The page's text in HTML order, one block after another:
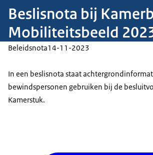
Beslisnota bij
Mobiliteitsbeeld
Beleidsnota14-11-2023
In een beslisnota staat
bewindspersonen gebruiken bij de
Kamerstuk.